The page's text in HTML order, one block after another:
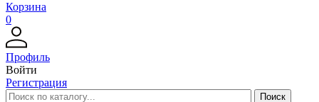
Корзина
0
Профиль
Войти
Регистрация